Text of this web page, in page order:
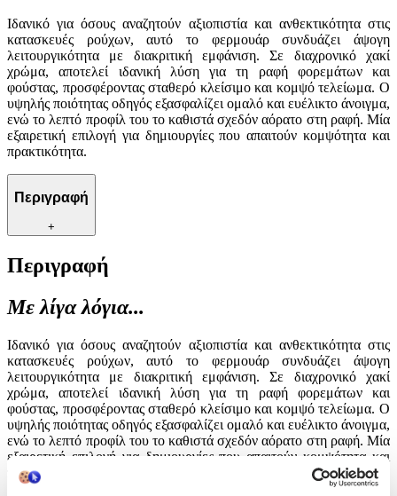
Ιδανικό για όσους αναζητούν αξιοπιστία και ανθεκτικότητα στις
κατασκευές ρούχων, αυτό το φερμουάρ συνδυάζει άψογη
λειτουργικότητα με διακριτική εμφάνιση. Σε διαχρονικό χακί
χρώμα, αποτελεί ιδανική λύση για τη ραφή φορεμάτων και
φούστας, προσφέροντας σταθερό κλείσιμο και κομψό τελείωμα. Ο
υψηλής ποιότητας οδηγός εξασφαλίζει ομαλό και ευέλικτο άνοιγμα,
ενώ το λεπτό προφίλ του το καθιστά σχεδόν αόρατο στη ραφή. Μία
εξαιρετική επιλογή για δημιουργίες που απαιτούν κομψότητα και
πρακτικότητα.
Περιγραφή
+
Περιγραφή
Με λίγα λόγια...
Ιδανικό για όσους αναζητούν αξιοπιστία και ανθεκτικότητα στις
κατασκευές ρούχων, αυτό το φερμουάρ συνδυάζει άψογη
λειτουργικότητα με διακριτική εμφάνιση. Σε διαχρονικό χακί
χρώμα, αποτελεί ιδανική λύση για τη ραφή φορεμάτων και
φούστας, προσφέροντας σταθερό κλείσιμο και κομψό τελείωμα. Ο
υψηλής ποιότητας οδηγός εξασφαλίζει ομαλό και ευέλικτο άνοιγμα,
ενώ το λεπτό προφίλ του το καθιστά σχεδόν αόρατο στη ραφή. Μία
εξαιρετική επιλογή για δημιουργίες που απαιτούν κομψότητα και
πρακτικότητα.